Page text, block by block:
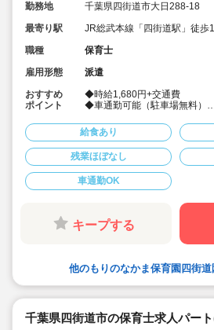
勤務地
千葉県四街道市大日288-18
最寄り駅
JR総武本線「四街道駅」徒歩
職種
保育士
雇用形態
派遣
おすすめ
ポイント
◆時給1,680円+交通費
◆車通勤可能（駐車場無料）
◆社会保険完備！
◆皆勤手当あり♪
◆派遣でのお仕事
◆週4～5日
◆時間固定OK！
給食あり
残業ほぼなし
車通勤OK
キープする
他のもりのなかま保育園四街
千葉県四街道市の保育士求人パー